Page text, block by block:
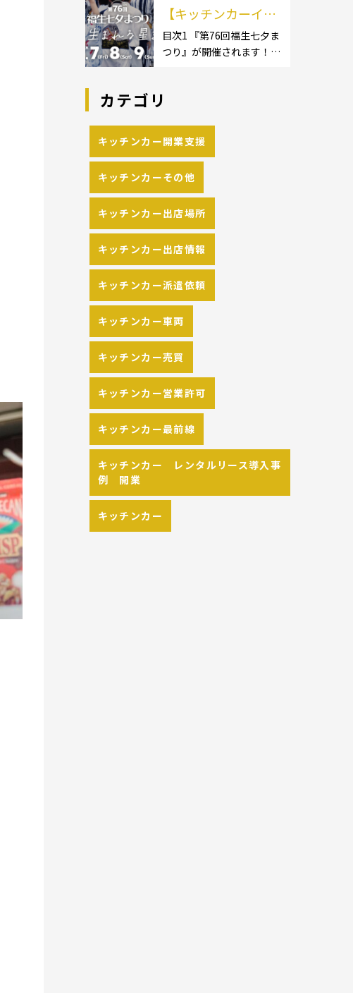
の流れや人気メニュ
ーを解説
キッチンカー:軽バン]1.1.2
[小型キッチンカー:軽トラ
ック]1.1.3 [中型・大型キッ
【キッチンカーイベ
ント情報】第76回福
生七夕まつりが開催
目次1 『第76回福生七夕ま
つり』が開催されます！2
りイベント！ 日本全国で、
催されています。 開業前に
キッチンカーの出店 […]
カテゴリ
キッチンカー開業支援
キッチンカーその他
キッチンカー出店場所
キッチンカー出店情報
キッチンカー派遣依頼
キッチンカー車両
キッチンカー売買
キッチンカー営業許可
キッチンカー最前線
キッチンカー レンタルリース導入事
例 開業
キッチンカー